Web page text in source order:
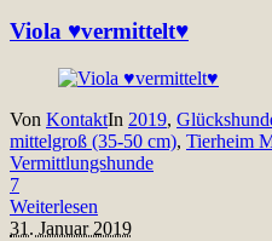
Viola ♥vermittelt♥
Von KontaktIn 2019,
mittelgroß (35-50 cm), Tierheim
Vermittlungshunde
7
Weiterlesen
31. Januar 2019